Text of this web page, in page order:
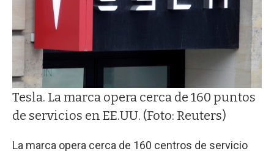
Tesla. La marca opera cerca de 160 puntos
de servicios en EE.UU. (Foto: Reuters)
La marca opera cerca de 160 centros de servicio